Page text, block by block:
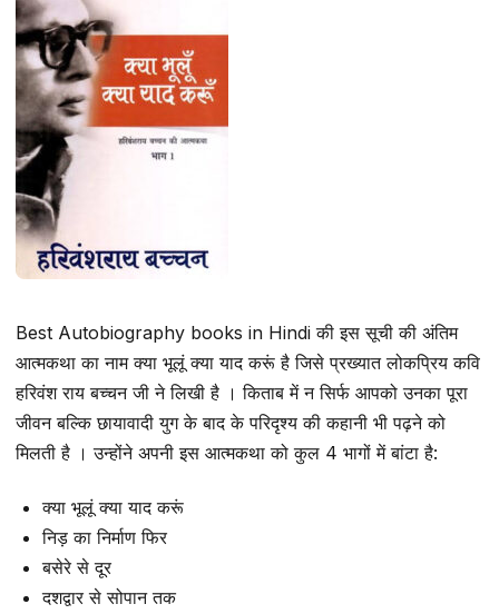
Best Autobiography books in Hindi की इस सूची की अंतिम
आत्मकथा का नाम क्या भूलूं क्या याद करूं है जिसे प्रख्यात लोकप्रिय कवि
हरिवंश राय बच्चन जी ने लिखी है । किताब में न सिर्फ आपको उनका पूरा
जीवन बल्कि छायावादी युग के बाद के परिदृश्य की कहानी भी पढ़ने को
मिलती है । उन्होंने अपनी इस आत्मकथा को कुल 4 भागों में बांटा है:
क्या भूलूं क्या याद करूं
निड़ का निर्माण फिर
बसेरे से दूर
दशद्वार से सोपान तक